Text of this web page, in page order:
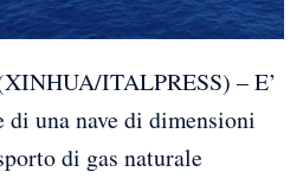
ITALPRESS) – E’
una nave di dimensioni
di gas naturale